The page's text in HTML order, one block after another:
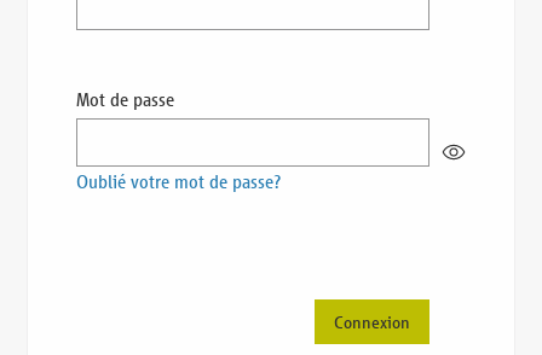
Mot de passe
Oublié votre mot de passe?
Connexion